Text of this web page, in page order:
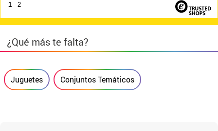
1 2
¿Qué más te falta?
Juguetes Conjuntos Temáticos